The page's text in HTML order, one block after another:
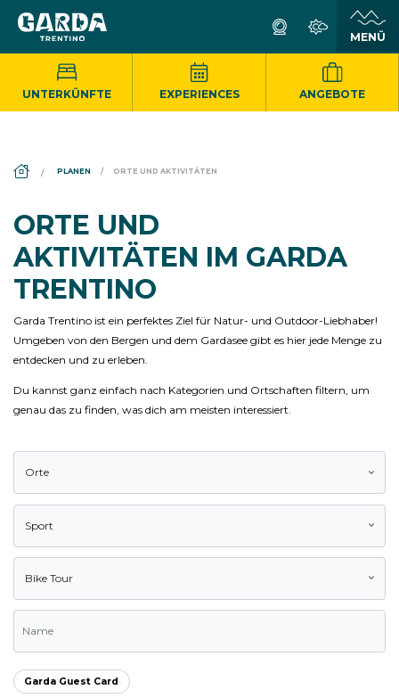
UNTERKÜNFTE EXPERIENCES ANGEBOTE
DS_BREADCRUMB.HOME
PLANEN ORTE UND AKTIVITÄTEN
ORTE UND
AKTIVITÄTEN IM GARDA
TRENTINO
Garda Trentino ist ein perfektes Ziel für Natur- und Outdoor-Liebhaber!
Umgeben von den Bergen und dem Gardasee gibt es hier jede Menge zu
entdecken und zu erleben.
Du kannst ganz einfach nach Kategorien und Ortschaften filtern, um
genau das zu finden, was dich am meisten interessiert.
Orte
Sport
Bike Tour
Garda Guest Card